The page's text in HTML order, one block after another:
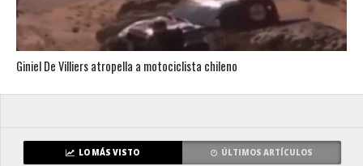
Giniel De Villiers atropella a motociclista chileno
LO MÁS VISTO ÚLTIMOS ARTÍCULOS